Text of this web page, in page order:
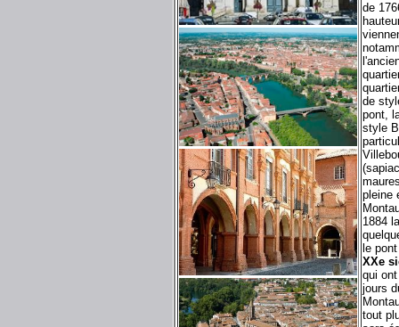
de
de
pont,
style
pleine
1884
le
XXe
qui
jours
tout